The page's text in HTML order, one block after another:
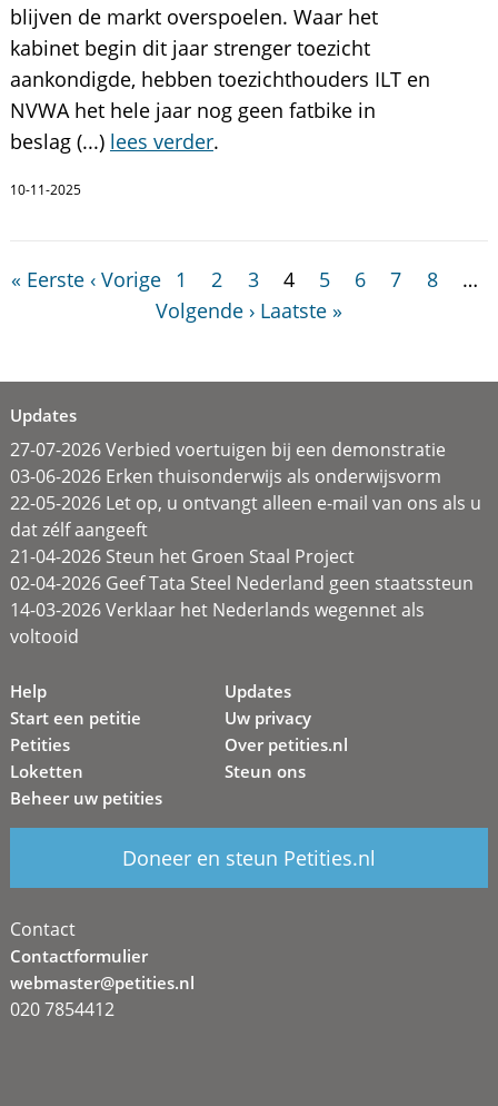
blijven de markt overspoelen. Waar het
kabinet begin dit jaar strenger toezicht
aankondigde, hebben toezichthouders ILT en
NVWA het hele jaar nog geen fatbike in
beslag (...) lees verder.
10-11-2025
« Eerste ‹ Vorige 1 2 3 4 5 6 7 8
…
Volgende › Laatste »
Updates
27-07-2026 Verbied voertuigen bij een demonstratie
03-06-2026 Erken thuisonderwijs als onderwijsvorm
22-05-2026 Let op, u ontvangt alleen e-mail van ons als u
dat zélf aangeeft
21-04-2026 Steun het Groen Staal Project
02-04-2026 Geef Tata Steel Nederland geen staatssteun
14-03-2026 Verklaar het Nederlands wegennet als
voltooid
Help
Start een petitie
Petities
Loketten
Beheer uw petities
Updates
Uw privacy
Over petities.nl
Steun ons
Doneer en steun Petities.nl
Contact
Contactformulier
webmaster@petities.nl
020 7854412